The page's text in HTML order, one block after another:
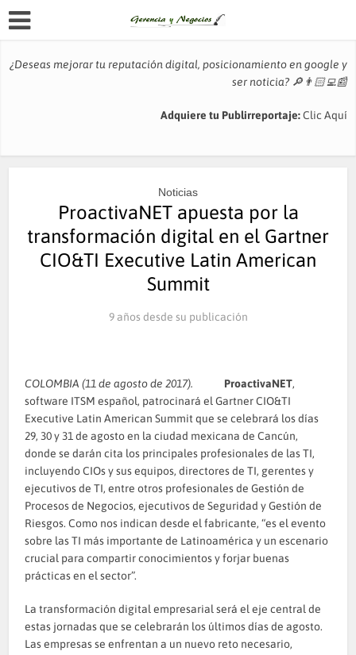
¿Deseas mejorar tu reputación digital, posicionamiento en google y
ser noticia? 🔎👨🏻‍💻📰
Adquiere tu Publirreportaje:Clic Aquí
Noticias
ProactivaNET apuesta por la
transformación digital en el Gartner
CIO&TI Executive Latin American
Summit
9 años desde su publicación
COLOMBIA (11 de agosto de 2017). ProactivaNET,
software ITSM español, patrocinará el Gartner CIO&TI
Executive Latin American Summit que se celebrará los días
29, 30 y 31 de agosto en la ciudad mexicana de Cancún,
donde se darán cita los principales profesionales de las TI,
incluyendo CIOs y sus equipos, directores de TI, gerentes y
ejecutivos de TI, entre otros profesionales de Gestión de
Procesos de Negocios, ejecutivos de Seguridad y Gestión de
Riesgos. Como nos indican desde el fabricante, “es el evento
sobre las TI más importante de Latinoamérica y un escenario
crucial para compartir conocimientos y forjar buenas
prácticas en el sector”.
La transformación digital empresarial será el eje central de
estas jornadas que se celebrarán los últimos días de agosto.
Las empresas se enfrentan a un nuevo reto necesario,